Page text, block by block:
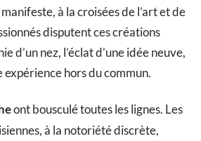
à la croisées de l’art et de
disputent ces créations
d’un nez, l’éclat d’une idée neuve,
expérience hors du commun.
ont bousculé toutes les lignes. Les
à la notoriété discrète,